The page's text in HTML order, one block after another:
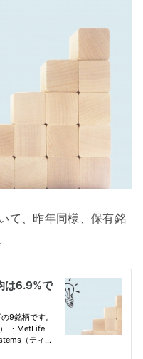
て、昨年同様、保有銘